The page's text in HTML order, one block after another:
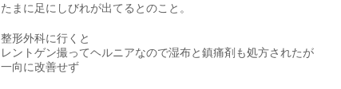
たまに足にしびれが出てるとのこと。
整形外科に行くと
レントゲン撮ってヘルニアなので湿布と鎮痛剤も処方されたが
一向に改善せず